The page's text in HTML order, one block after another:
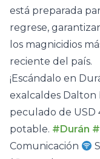
está preparada
regrese,
los magnicidios
reciente del país.
¡Escándalo en
exalcaldes Dalton
peculado de
potable. #Durán
Comunicación